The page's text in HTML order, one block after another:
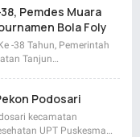
Pemdes Muara
Bola Foly
-38 Tahun, Pemerintah
Tanjun…
Podosari
kecamatan
UPT Puskesma…